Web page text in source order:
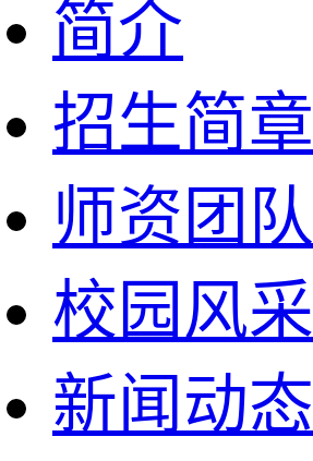
简介
招生简章
师资团队
校园风采
新闻动态